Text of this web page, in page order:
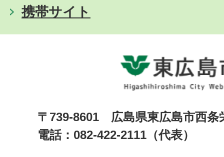
携帯サイト
〒739-8601 広島県東広島市西
電話：082-422-2111（代表）